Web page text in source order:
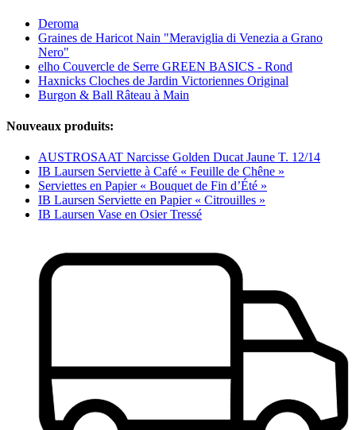
Deroma
Graines de Haricot Nain "Meraviglia di Venezia a Grano
Nero"
elho Couvercle de Serre GREEN BASICS - Rond
Haxnicks Cloches de Jardin Victoriennes Original
Burgon & Ball Râteau à Main
Nouveaux produits:
AUSTROSAAT Narcisse Golden Ducat Jaune T. 12/14
IB Laursen Serviette à Café « Feuille de Chêne »
Serviettes en Papier « Bouquet de Fin d’Été »
IB Laursen Serviette en Papier « Citrouilles »
IB Laursen Vase en Osier Tressé